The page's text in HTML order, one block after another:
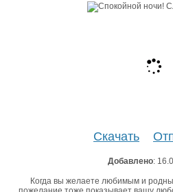
Скачать
Добавлено:
Когда вы желаете любимым и